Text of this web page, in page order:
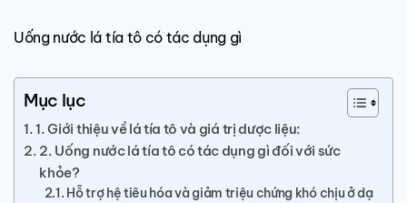
Uống nước lá tía tô có tác dụng gì
Mục lục
1. Giới thiệu về lá tía tô và giá trị dược liệu:
2. Uống nước lá tía tô có tác dụng gì đối với sức
khỏe?
Hỗ trợ hệ tiêu hóa và giảm triệu chứng khó chịu ở dạ